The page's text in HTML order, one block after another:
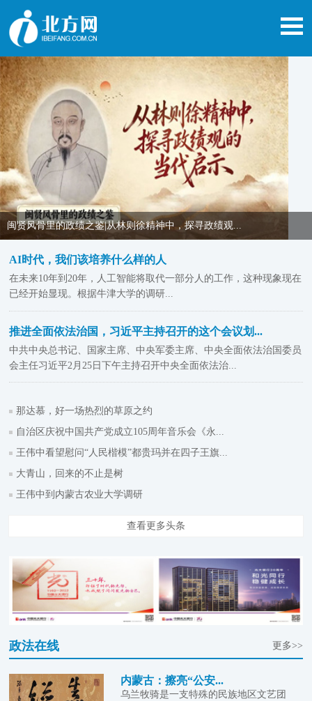
闽贤风骨里的政绩之鉴|从林则徐精神中，探寻政绩观...
AI时代，我们该培养什么样的人
在未来10年到20年，人工智能将取代一部分人的工作，这种现象现在
已经开始显现。根据牛津大学的调研...
推进全面依法治国，习近平主持召开的这个会议划...
中共中央总书记、国家主席、中央军委主席、中央全面依法治国委员
会主任习近平2月25日下午主持召开中央全面依法治...
那达慕，好一场热烈的草原之约
自治区庆祝中国共产党成立105周年音乐会《永...
王伟中看望慰问“人民楷模”都贵玛并在四子王旗...
大青山，回来的不止是树
王伟中到内蒙古农业大学调研
查看更多头条
政法在线 更多>>
内蒙古：擦亮“公安...
乌兰牧骑是一支特殊的民族地区文艺团